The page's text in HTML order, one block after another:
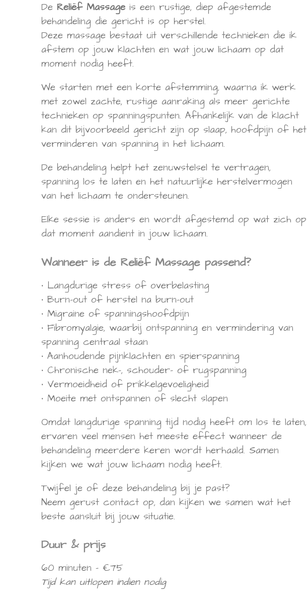
DeReliëf Massage is een rustige, diep afgestemde
behandeling die gericht is op herstel.
Deze massage bestaat uit verschillende technieken die ik
afstem op jouw klachten en wat jouw lichaam op dat
moment nodig heeft.
We starten met een korte afstemming, waarna ik werk
met zowel zachte, rustige aanraking als meer gerichte
technieken op spanningspunten. Afhankelijk van de klacht
kan dit bijvoorbeeld gericht zijn op slaap, hoofdpijn of het
verminderen van spanning in het lichaam.
De behandeling helpt het zenuwstelsel te vertragen,
spanning los te laten en het natuurlijke herstelvermogen
van het lichaam te ondersteunen.
Elke sessie is anders en wordt afgestemd op wat zich op
dat moment aandient in jouw lichaam.
Wanneer is de Reliëf Massage passend?
• Langdurige stress of overbelasting
• Burn-out of herstel na burn-out
• Migraine of spanningshoofdpijn
• Fibromyalgie, waarbij ontspanning en vermindering van
spanning centraal staan
• Aanhoudende pijnklachten en spierspanning
• Chronische nek-, schouder- of rugspanning
• Vermoeidheid of prikkelgevoeligheid
• Moeite met ontspannen of slecht slapen
Omdat langdurige spanning tijd nodig heeft om los te laten,
ervaren veel mensen het meeste effect wanneer de
behandeling meerdere keren wordt herhaald. Samen
kijken we wat jouw lichaam nodig heeft.
Twijfel je of deze behandeling bij je past?
Neem gerust contact op, dan kijken we samen wat het
beste aansluit bij jouw situatie.
Duur & prijs
60 minuten – €75
Tijd kan uitlopen indien nodig